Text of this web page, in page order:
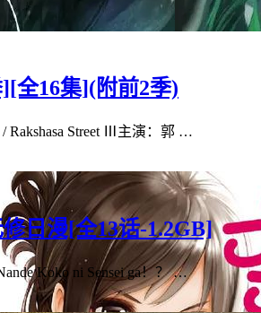
全16集](附前2季)
Rakshasa Street Ⅲ主演：郭 …
日漫[全13话-1.2GB]
Koko ni Sensei ga！？ …